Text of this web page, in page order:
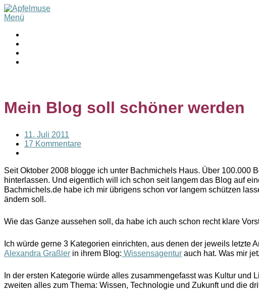
Menü
Mein Blog soll schöner werden
11. Juli 2011
17 Kommentare
Seit Oktober 2008 blogge ich unter Bachmichels Haus. Über 100.000
hinterlassen. Und eigentlich will ich schon seit langem das Blog auf
Bachmichels.de habe ich mir übrigens schon vor langem schützen
ändern soll.
Wie das Ganze aussehen soll, da habe ich auch schon recht klare
Ich würde gerne 3 Kategorien einrichten, aus denen der jeweils letzte
Alexandra Graßler in ihrem Blog: Wissensagentur auch hat. Was mir
In der ersten Kategorie würde alles zusammengefasst was Kultur
zweiten alles zum Thema: Wissen, Technologie und Zukunft und die